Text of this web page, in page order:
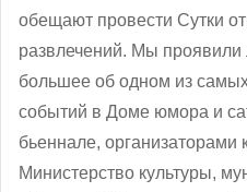
обещают провести Сутки
развлечений. Мы проявили
большее об одном из
событий в Доме юмора и
бьеннале, организаторами
Министерство культуры,